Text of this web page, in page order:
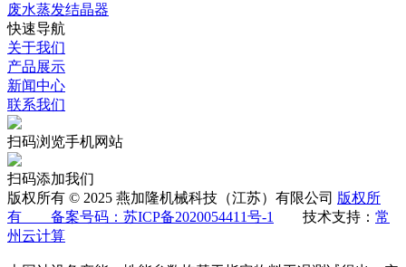
废水蒸发结晶器
快速导航
关于我们
产品展示
新闻中心
联系我们
扫码浏览手机网站
扫码添加我们
版权所有 © 2025 燕加隆机械科技（江苏）有限公司 版权所
有 备案号码： 苏ICP备2020054411号-1 技术支持： 常
州云计算